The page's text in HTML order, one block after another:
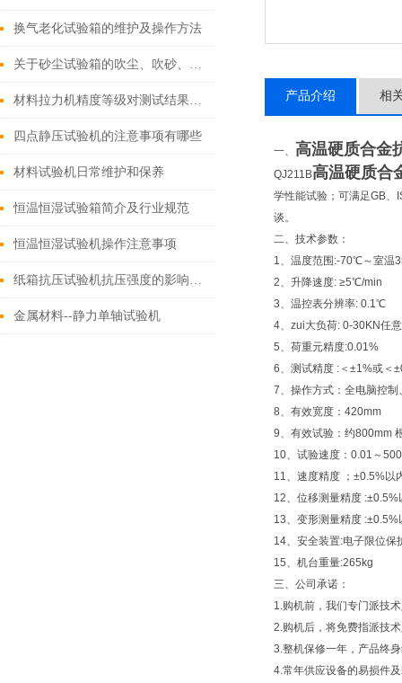
换气老化试验箱的维护及操作方法
关于砂尘试验箱的吹尘、吹砂、降尘介绍
材料拉力机精度等级对测试结果有哪些影响？
四点静压试验机的注意事项有哪些
材料试验机日常维护和保养
恒温恒湿试验箱简介及行业规范
恒温恒湿试验机操作注意事项
纸箱抗压试验机抗压强度的影响因素
金属材料--静力单轴试验机
产品介绍 相
一、 高温硬质合金
QJ211B高温硬质合
学性能试验；可满足GB、
谈。
二、技术参数：
1、温度范围:-70℃～室
2、升降速度: ≥5℃/min
3、温控表分辨率: 0.1℃
4、zui大负荷: 0-30KN任
5、荷重元精度:0.01%
6、测试精度 :＜±1%或＜
7、操作方式：全电脑控制
8、有效宽度：420mm
9、有效试验：约800mm
10、试验速度：0.01～
11、速度精度 ；±0.5%以
12、位移测量精度 :±0.5%
13、变形测量精度 :±0.5%
14、安全装置:电子限位保
15、机台重量:265kg
三、公司承诺：
1.购机前，我们专门派技
2.购机后，将免费指派技
3.整机保修一年，产品终
4.常年供应设备的易损件